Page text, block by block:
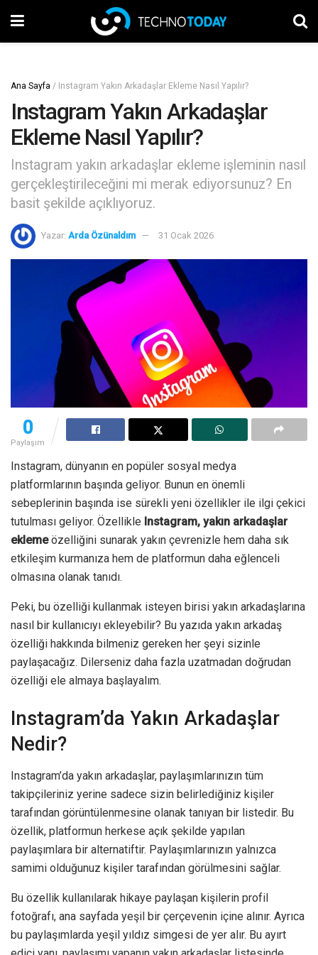
Ana Sayfa / Instagram Yakın Arkadaşlar Ekleme Nasıl Yapılır?
Instagram Yakın Arkadaşlar
Ekleme Nasıl Yapılır?
Instagram yakın arkadaşlar ekleme işleminin nasıl
gerçekleştirileceğini mi merak ediyorsunuz? En
basit şekilde açıklıyoruz.
Yazar: Arda Özünaldım 31 Ocak 2026
0
Paylaşım
Instagram, dünyanın en popüler sosyal medya
platformlarının başında geliyor. Bunun en önemli
sebeplerinin başında ise sürekli yeni özellikler ile ilgi çekici
tutulması geliyor. Özellikle Instagram, yakın arkadaşlar
eklemeözelliğini sunarak yakın çevrenizle hem daha sık
etkileşim kurmanıza hem de platformun daha eğlenceli
olmasına olanak tanıdı.
Peki, bu özelliği kullanmak isteyen birisi yakın arkadaşlarına
nasıl bir kullanıcıyı ekleyebilir? Bu yazıda yakın arkadaş
özelliği hakkında bilmeniz gereken her şeyi sizinle
paylaşacağız. Dilerseniz daha fazla uzatmadan doğrudan
özelliği ele almaya başlayalım.
Instagram’da Yakın Arkadaşlar
Nedir?
Instagram’da yakın arkadaşlar, paylaşımlarınızın tüm
takipçileriniz yerine sadece sizin belirlediğiniz kişiler
tarafından görüntülenmesine olanak tanıyan bir listedir. Bu
özellik, platformun herkese açık şekilde yapılan
paylaşımlara bir alternatiftir. Paylaşımlarınızın yalnızca
samimi olduğunuz kişiler tarafından görülmesini sağlar.
Bu özellik kullanılarak hikaye paylaşan kişilerin profil
fotoğrafı, ana sayfada yeşil bir çerçevenin içine alınır. Ayrıca
bu paylaşımlarda yeşil yıldız simgesi de yer alır. Bu ayırt